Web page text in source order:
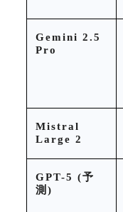
Gemini 2.5
Pro
Mistral
Large 2
GPT-5 (予
測 )